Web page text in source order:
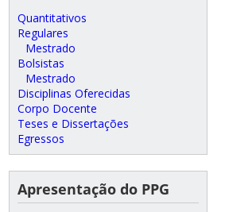
Quantitativos
Regulares
Mestrado
Bolsistas
Mestrado
Disciplinas Oferecidas
Corpo Docente
Teses e Dissertações
Egressos
Apresentação do PPG